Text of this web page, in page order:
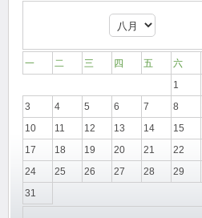
一 二 三 四 五 六
1
3
4 5 6 7 8
10
11 12 13 14 15
17
18 19 20 21 22
24
25 26 27 28 29
31